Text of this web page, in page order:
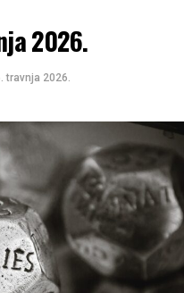
2026.
travnja 2026.